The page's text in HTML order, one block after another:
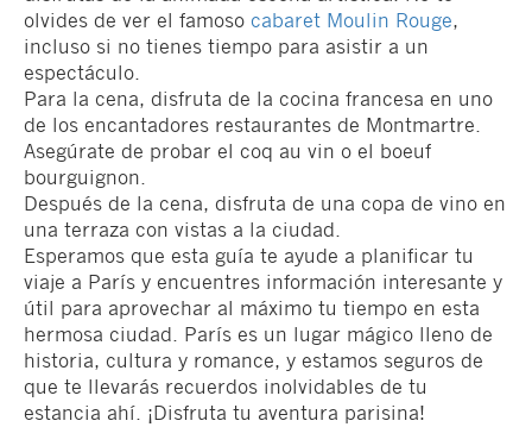
olvides de ver el famoso cabaret Moulin Rouge,
incluso si no tienes tiempo para asistir a un
espectáculo.
Para la cena, disfruta de la cocina francesa en uno
de los encantadores restaurantes de Montmartre.
Asegúrate de probar el coq au vin o el boeuf
bourguignon.
Después de la cena, disfruta de una copa de vino en
una terraza con vistas a la ciudad.
Esperamos que esta guía te ayude a planificar tu
viaje a París y encuentres información interesante y
útil para aprovechar al máximo tu tiempo en esta
hermosa ciudad. París es un lugar mágico lleno de
historia, cultura y romance, y estamos seguros de
que te llevarás recuerdos inolvidables de tu
estancia ahí. ¡Disfruta tu aventura parisina!